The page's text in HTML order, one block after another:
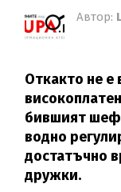
Автор:
Откакто не е
бившият шеф
водно
достатъчно
дружки.